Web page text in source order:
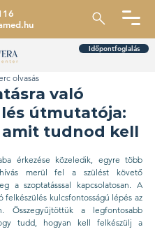
Időpontfoglalás
való
útmutatója:
amit tudnod kell
olvasás
érkezése közeledik, egyre több
merül fel a szülést követő
a szoptatásssal kapcsolatosan. A
felkészülés kulcsfontosságú lépés az
Összegyűjtöttük a legfontosabb
tudd, hogyan kell felkészülj a